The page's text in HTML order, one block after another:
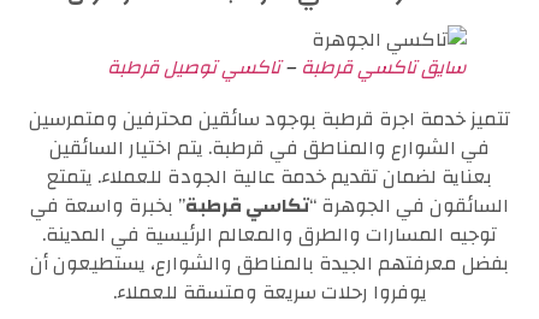
سايق تاكسي قرطبة–تاكسي توصيل قرطبة
تتميز خدمة اجرة قرطبة بوجود سائقين محترفين ومتمرسين
في الشوارع والمناطق في قرطبة. يتم اختيار السائقين
بعناية لضمان تقديم خدمة عالية الجودة للعملاء. يتمتع
السائقون في الجوهرة “تكاسي قرطبة” بخبرة واسعة في
توجيه المسارات والطرق والمعالم الرئيسية في المدينة.
بفضل معرفتهم الجيدة بالمناطق والشوارع، يستطيعون أن
يوفروا رحلات سريعة ومتسقة للعملاء.